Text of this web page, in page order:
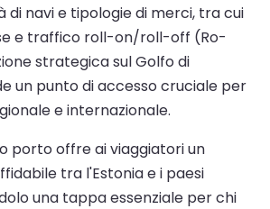
di navi e tipologie di merci, tra cui
e traffico roll-on/roll-off (Ro-
strategica sul Golfo di
un punto di accesso cruciale per
e internazionale.
porto offre ai viaggiatori un
tra l'Estonia e i paesi
una tappa essenziale per chi